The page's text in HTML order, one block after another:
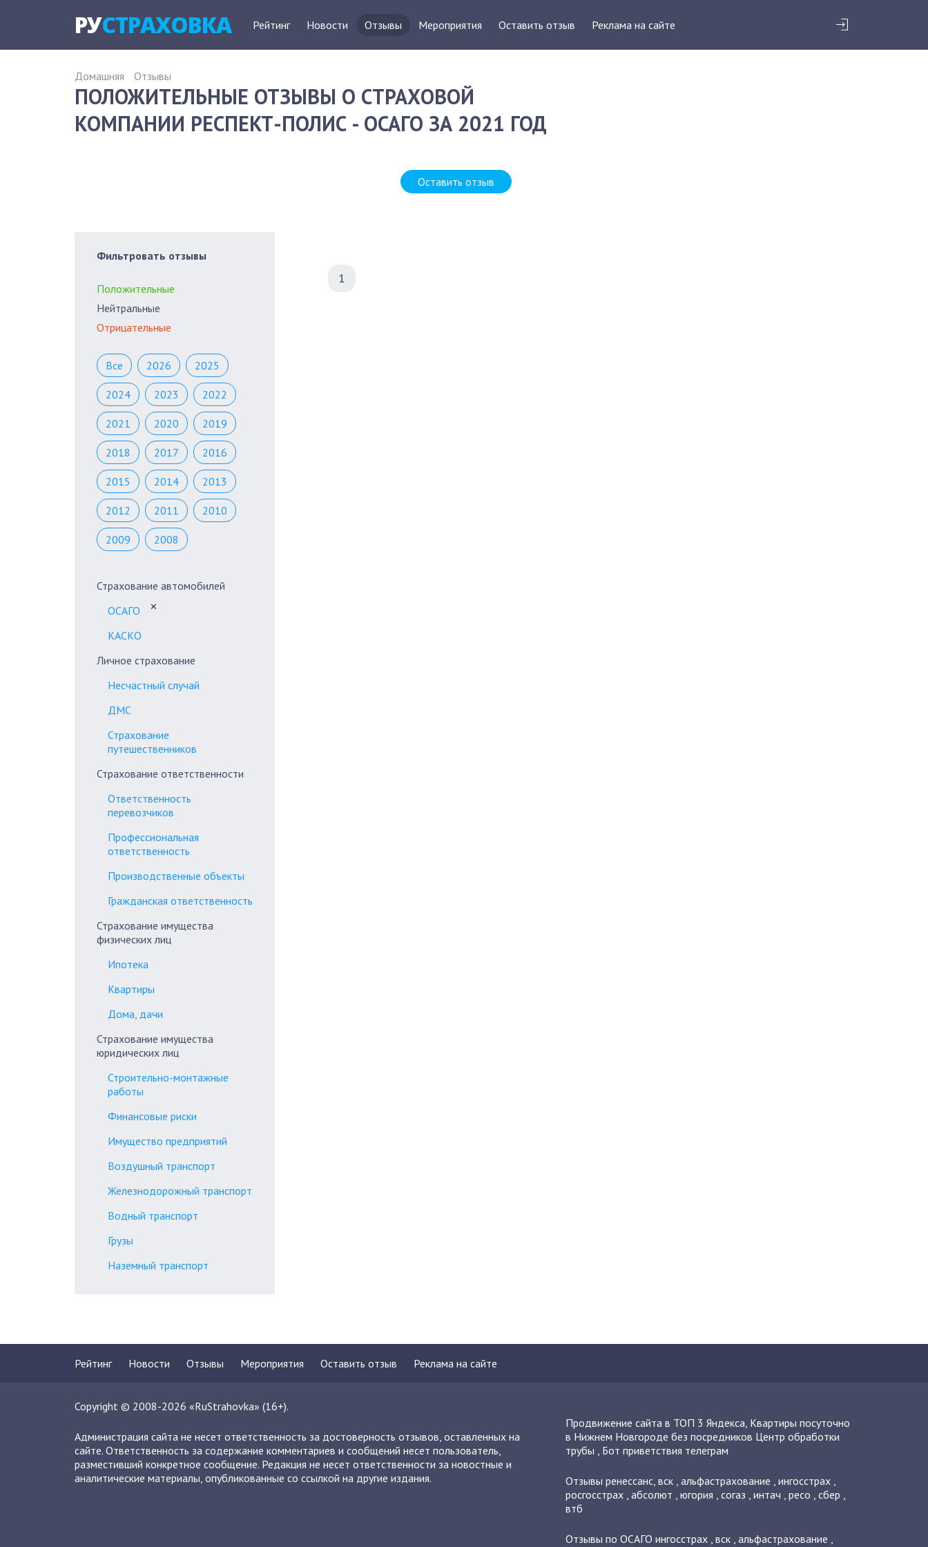
РУСТРАХОВКА Рейтинг Новости Отзывы Мероприятия Оставить отзыв Реклама на сайте
Домашняя Отзывы
ПОЛОЖИТЕЛЬНЫЕ ОТЗЫВЫ О СТРАХОВОЙ
КОМПАНИИ РЕСПЕКТ-ПОЛИС - ОСАГО ЗА 2021 ГОД
Оставить отзыв
1
Фильтровать отзывы
Положительные
Нейтральные
Отрицательные
Все 2026 2025
2024 2023 2022
2021 2020 2019
2018 2017 2016
2015 2014 2013
2012 2011 2010
2009 2008
Страхование автомобилей
ОСАГО
✕
КАСКО
Личное страхование
Несчастный случай
ДМС
Страхование
путешественников
Страхование ответственности
Ответственность
перевозчиков
Профессиональная
ответственность
Производственные объекты
Гражданская ответственность
Страхование имущества
физических лиц
Ипотека
Квартиры
Дома, дачи
Страхование имущества
юридических лиц
Строительно-монтажные
работы
Финансовые риски
Имущество предприятий
Воздушный транспорт
Железнодорожный транспорт
Водный транспорт
Грузы
Наземный транспорт
Рейтинг Новости Отзывы Мероприятия Оставить отзыв Реклама на сайте
Copyright © 2008-2026 «RuStrahovka» (16+).
Администрация сайта не несет ответственность за достоверность отзывов, оставленных на
сайте. Ответственность за содержание комментариев и сообщений несет пользователь,
разместивший конкретное сообщение. Редакция не несет ответственности за новостные и
аналитические материалы, опубликованные со ссылкой на другие издания.
Продвижение сайта в ТОП 3 Яндекса, Квартиры посуточно
в Нижнем Новгороде без посредников Центр обработки
трубы , Бот приветствия телеграм
Отзывы ренессанс, вск, альфастрахование , ингосстрах,
росгосстрах, абсолют , югория , согаз , интач , ресо , сбер ,
втб
Отзывы по ОСАГО ингосстрах, вск, альфастрахование ,